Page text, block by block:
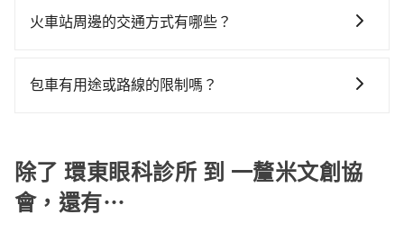
車位，對於急著用車或者要載其他乘客的人來說就有不
上下車地點仍有段距離，在遇到下雨天或者載行李時，
單，價格就是準確的。
火車站周邊的交通方式有哪些？
方式： 公車或客運：乘坐公車或客運到達或離開火車
開火車站，是最便利的，無需與人共乘、快速抵達。
包車有用途或路線的限制嗎？
是清明掃墓、包車旅遊、參加喜宴/喪禮、就醫回診、登
山露營、學生搬家、投票返鄉、商務出差、貴賓來訪、
寵物檢疫、預約叫車、機場接送、定期洗腎、包月上下
除了 環東眼科診所 到 一釐米文創協
會，還有⋯